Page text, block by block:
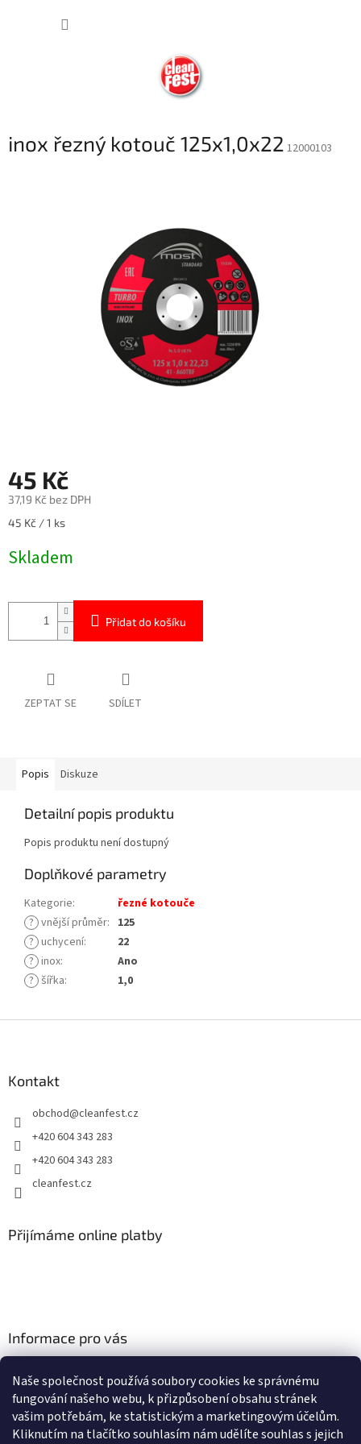
Naše společnost používá soubory cookies ke správnému
fungování našeho webu, k přizpůsobení obsahu stránek
vašim potřebám, ke statistickým a marketingovým účelům.
Kliknutím na tlačítko souhlasím nám udělíte souhlas s jejich
inox řezný kotouč 125x1,0x22 12000103
45 Kč
37,19 Kč bez DPH
Měrná
45 Kč / 1 ks
Skladem
Přidat do košíku
ZEPTAT SE SDÍLET
Popis Diskuze
Detailní popis produktu
Popis produktu není dostupný
Doplňkové parametry
Kategorie:
řezné kotouče
? vnější průměr: 125
? uchycení:
22
? inox:
Ano
? šířka: 1,0
Kontakt
obchod@cleanfest.cz
+420 604 343 283
+420 604 343 283
cleanfest.cz
Přijímáme online platby
Informace pro vás
Podmínky ochrany osobních údajů
Odstoupení od smlouvy
Vyřízení reklamace